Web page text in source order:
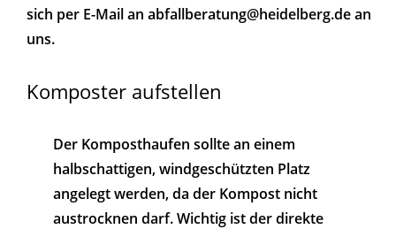
sich per E-Mail an abfallberatung@heidelberg.de an
uns.
Komposter aufstellen
Der Komposthaufen sollte an einem
halbschattigen, windgeschützten Platz
angelegt werden, da der Kompost nicht
austrocknen darf. Wichtig ist der direkte